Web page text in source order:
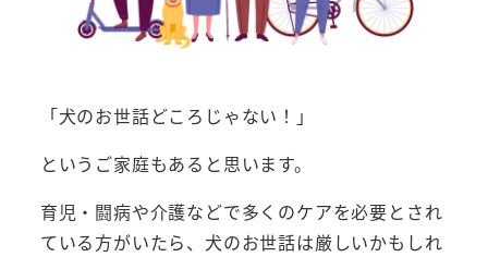
「犬のお世話どころじゃない！」
というご家庭もあると思います。
育児・闘病や介護などで多くのケアを必要とされ
ている方がいたら、犬のお世話は厳しいかもしれ